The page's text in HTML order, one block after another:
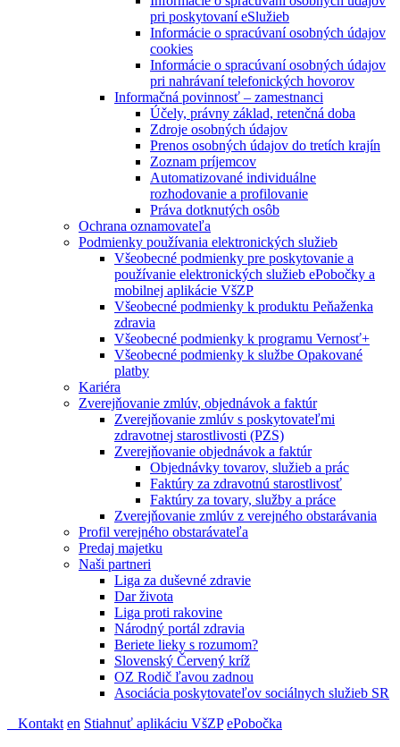
pri poskytovaní eSlužieb
Informácie o spracúvaní osobných údajov
cookies
Informácie o spracúvaní osobných údajov
pri nahrávaní telefonických hovorov
Informačná povinnosť – zamestnanci
Účely, právny základ, retenčná doba
Zdroje osobných údajov
Prenos osobných údajov do tretích krajín
Zoznam príjemcov
Automatizované individuálne
rozhodovanie a profilovanie
Práva dotknutých osôb
Ochrana oznamovateľa
Podmienky používania elektronických služieb
Všeobecné podmienky pre poskytovanie a
používanie elektronických služieb ePobočky a
mobilnej aplikácie VšZP
Všeobecné podmienky k produktu Peňaženka
zdravia
Všeobecné podmienky k programu Vernosť+
Všeobecné podmienky k službe Opakované
platby
Kariéra
Zverejňovanie zmlúv, objednávok a faktúr
Zverejňovanie zmlúv s poskytovateľmi
zdravotnej starostlivosti (PZS)
Zverejňovanie objednávok a faktúr
Objednávky tovarov, služieb a prác
Faktúry za zdravotnú starostlivosť
Faktúry za tovary, služby a práce
Zverejňovanie zmlúv z verejného obstarávania
Profil verejného obstarávateľa
Predaj majetku
Naši partneri
Liga za duševné zdravie
Dar života
Liga proti rakovine
Národný portál zdravia
Beriete lieky s rozumom?
Slovenský Červený kríž
OZ Rodič ľavou zadnou
Asociácia poskytovateľov sociálnych služieb SR
Kontakt en Stiahnuť aplikáciu VšZP ePobočka